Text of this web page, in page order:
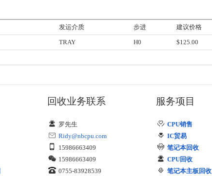
发运介质 步进 建议价格
TRAY H0 $125.00
回收业务联系
罗先生
Ridy@nbcpu.com
15986663409
15986663409
0755-83928539
服务项目
CPU销售
IC贸易
笔记本回收
CPU回收
笔记本主板回收